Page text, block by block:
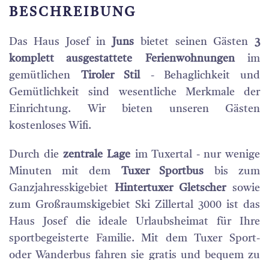
BESCHREIBUNG
Das Haus Josef in Juns bietet seinen Gästen 3
komplett ausgestattete
Ferienwohnungenim
gemütlichen Tiroler Stil- Behaglichkeit und
Gemütlichkeit sind wesentliche Merkmale der
Einrichtung. Wir bieten unseren Gästen
kostenloses Wifi.
Durch diezentrale Lageim Tuxertal - nur wenige
Minuten mit dem Tuxer Sportbus bis zum
Ganzjahresskigebiet Hintertuxer Gletschersowie
zum Großraumskigebiet Ski Zillertal 3000 ist das
Haus Josef die ideale Urlaubsheimat für Ihre
sportbegeisterte Familie. Mit dem Tuxer Sport-
oder Wanderbus fahren sie gratis und bequem zu